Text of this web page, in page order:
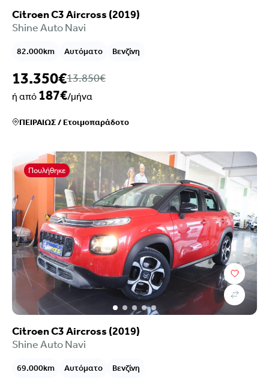
Citroen C3 Aircross (2019)
Shine Auto Navi
82.000km Αυτόματο Βενζίνη
13.350€13.850€
ή από 187€/μήνα
ΠΕΙΡΑΙΩΣ/Ετοιμοπαράδοτο
Πουλήθηκε
Citroen C3 Aircross (2019)
Shine Auto Navi
69.000km Αυτόματο Βενζίνη
Χρώμα
Κυβικά
Μετάδοση
Euroclass
Ρύποι
Καθίσματα
Κατάστημα